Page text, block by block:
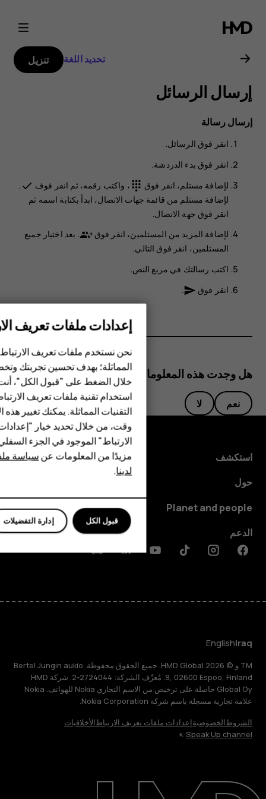
دليل
مستخدم
Nokia
C1
2nd
Edition
الهواتف المميزة
HMD Terra M
HMD Watch
للأعمال
تحديد اللغة تنزيل
إرسال الرسائل
إرسال رسالة
انقر فوق الرسائل.
انقر فوق بدء الدردشة.
لإضافة مستلم، انقر فوق dialpad ، واكتب رقمه، ثم انقر فوف done
.
لإضافة مستلم من قائمة جهات الاتصال، ابدأ بكتابة اسمه ثم
انقر فوق جهة الاتصال.
لإضافة المزيد من المستلمين، انقر فوق
. بعد اختيار جميع
المستلمين، انقر فوق التالي.
اكتب رسالتك في مربع النص.
انقر فوق send
.
هل وجدت هذه المعلومات مفيدة؟
نعم لا
استكشف
حول
Planet and people
الدعم
Facebook
Instagram
Tiktok
Youtube
Linkedin
Discord
Iraq
English
TM و © 2026 HMD Global. جميع الحقوق محفوظة. Bertel Jungin aukio
9, 02600 Espoo, Finland. مُعرِّف الشركة: 2724044-2. شركة HMD
Global Oy حاصلة على ترخيص من الاسم التجاري Nokia للهواتف. Nokia
علامة تجارية مسجلة باسم شركة Nokia Corporation.
الشروطالخصوصيةإعدادات ملفات تعريف الارتباطالأخلاقيات
Speak Up channel
إعدادات ملفات تعريف
نحن نستخدم ملفات تعريف
المماثلة؛ بهدف تحسين تجربتك
خلال الضغط على "قبول الكل"،
استخدام تقنية ملفات تعريف
التقنيات المماثلة. يمكنك تغيير
وقت، من خلال تحديد خيار
الارتباط" الموجود في الجزء
مزيدًا من المعلومات عنسياسة
لدينا.
إدارة التفضيلات قبول الكل